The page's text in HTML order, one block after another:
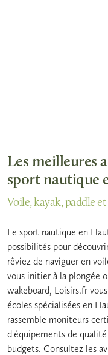
Les meilleures
sport nautique
Voile, kayak, paddle
Le sport nautique en
possibilités pour
rêviez de naviguer en
vous initier à la plongée
wakeboard, Loisirs.fr
écoles spécialisées en
rassemble moniteurs
d'équipements de
budgets. Consultez les